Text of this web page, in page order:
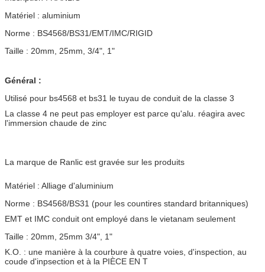
Matériel : aluminium
Norme : BS4568/BS31/EMT/IMC/RIGID
Taille : 20mm, 25mm, 3/4", 1"
Général :
Utilisé pour bs4568 et bs31 le tuyau de conduit de la classe 3
La classe 4 ne peut pas employer est parce qu'alu. réagira avec
l'immersion chaude de zinc
La marque de Ranlic est gravée sur les produits
Matériel : Alliage d'aluminium
Norme : BS4568/BS31 (pour les countires standard britanniques)
EMT et IMC conduit ont employé dans le vietanam seulement
Taille : 20mm, 25mm 3/4", 1"
K.O. : une manière à la courbure à quatre voies, d'inspection, au
coude d'inpsection et à la PIÈCE EN T